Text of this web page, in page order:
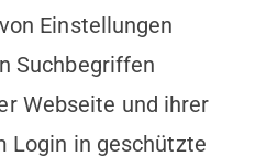
Einstellungen
Suchbegriffen
Webseite und ihrer
Login in geschützte